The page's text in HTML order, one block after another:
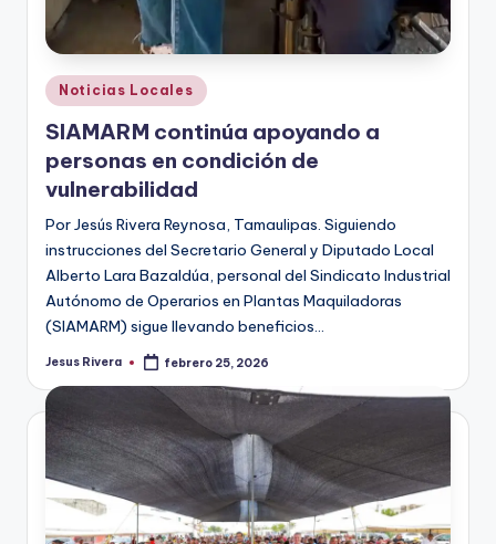
Publicado
en
Noticias Locales
SIAMARM continúa apoyando a
personas en condición de
vulnerabilidad
Por Jesús Rivera Reynosa, Tamaulipas. Siguiendo
instrucciones del Secretario General y Diputado Local
Alberto Lara Bazaldúa, personal del Sindicato Industrial
Autónomo de Operarios en Plantas Maquiladoras
(SIAMARM) sigue llevando beneficios…
Publicado
Jesus Rivera febrero 25, 2026